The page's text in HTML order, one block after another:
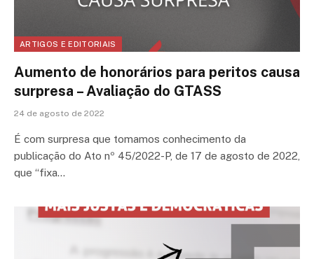
ARTIGOS E EDITORIAIS
Aumento de honorários para peritos causa
surpresa – Avaliação do GTASS
24 de agosto de 2022
É com surpresa que tomamos conhecimento da
publicação do Ato nº 45/2022-P, de 17 de agosto de 2022,
que “fixa…